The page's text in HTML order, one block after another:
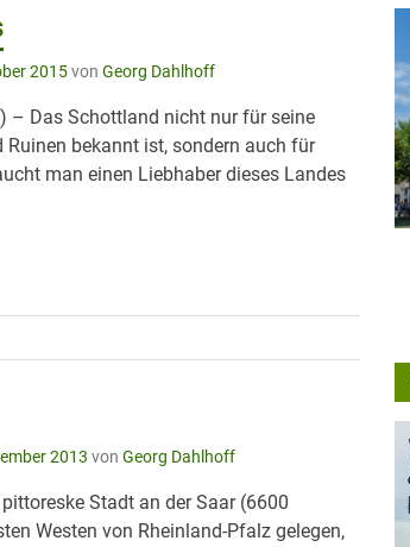
2015vonGeorg Dahlhoff
– Das Schottland nicht nur für seine
Ruinen bekannt ist, sondern auch für
man einen Liebhaber dieses Landes
2013 vonGeorg Dahlhoff
Stadt an der Saar (6600
Westen von Rheinland-Pfalz gelegen,